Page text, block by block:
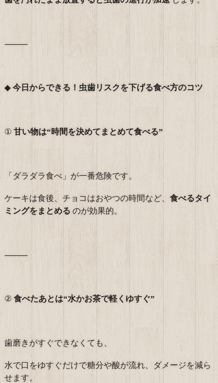
⸻
◆今日からできる！虫歯リスクを下げる食べ方のコツ
① 甘い物は“時間を決めてまとめて食べる”
「ダラダラ食べ」が一番危険です。
ケーキは食後、チョコはおやつの時間など、 食べるタイ
ミングをまとめる のが効果的。
⸻
② 食べたあとは“水かお茶で軽くゆすぐ”
歯磨きがすぐできなくても、
水で口をゆすぐだけで糖分や酸が流れ、ダメージを減ら
せます。